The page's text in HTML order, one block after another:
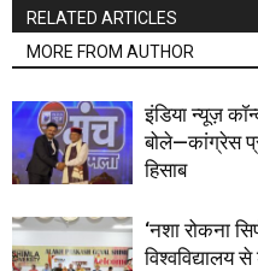
RELATED ARTICLES
MORE FROM AUTHOR
इंडिया न्यूज़
बोले—कांग्रेस
हिसाब
‘नशा रोकना
विश्वविद्यालय